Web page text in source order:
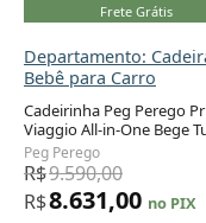
Frete Grátis
Departamento:
Bebê para Carro
Cadeirinha Peg Perego
Viaggio All-in-One Bege
em-Um Recém-nascido a
Peg Perego
R$9.590,00
R$8.631,00 no PIX
Adicionar ao carrinho